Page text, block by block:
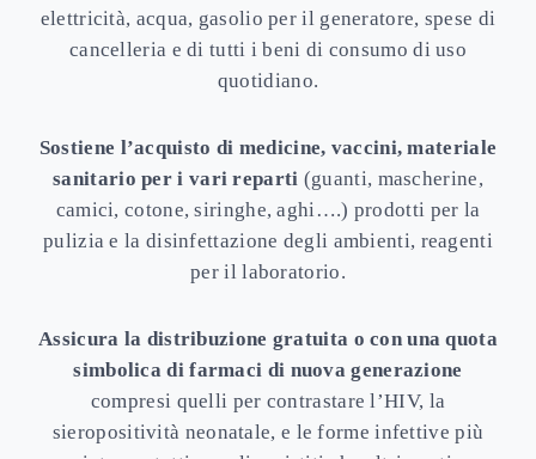
elettricità, acqua, gasolio per il generatore, spese di
cancelleria e di tutti i beni di consumo di uso
quotidiano.
Sostiene l’acquisto di medicine, vaccini, materiale
sanitario per i vari reparti (guanti, mascherine,
camici, cotone, siringhe, aghi….) prodotti per la
pulizia e la disinfettazione degli ambienti, reagenti
per il laboratorio.
Assicura la distribuzione gratuita o con una quota
simbolica di farmaci di nuovagenerazione
compresi quelli per contrastare l’HIV, la
sieropositività neonatale, e le forme infettive più